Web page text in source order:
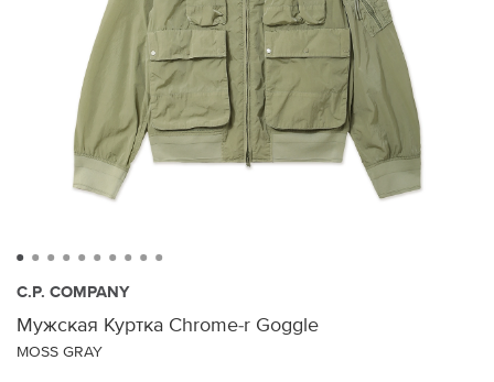
C.P. COMPANY
Мужская Куртка Chrome-r Goggle
MOSS GRAY